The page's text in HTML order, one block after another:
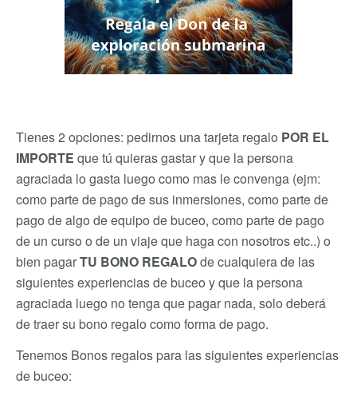
Tienes 2 opciones: pedirnos una tarjeta regalo POR EL
IMPORTE que tú quieras gastar y que la persona
agraciada lo gasta luego como mas le convenga (ejm:
como parte de pago de sus inmersiones, como parte de
pago de algo de equipo de buceo, como parte de pago
de un curso o de un viaje que haga con nosotros etc..) o
bien pagarTU BONO REGALOde cualquiera de las
siguientes experiencias de buceo y que la persona
agraciada luego no tenga que pagar nada, solo deberá
de traer su bono regalo como forma de pago.
Tenemos Bonos regalos para las siguientes experiencias
de buceo: